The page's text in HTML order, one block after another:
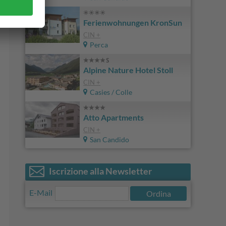
Ferienwohnungen KronSun
CIN +
Perca
Alpine Nature Hotel Stoll
CIN +
Casies / Colle
Atto Apartments
CIN +
San Candido
Iscrizione alla Newsletter
E-Mail